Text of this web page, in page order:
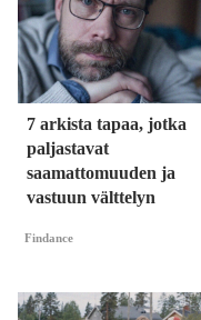
7 arkista tapaa, jotka
paljastavat
saamattomuuden ja
vastuun välttelyn
Findance